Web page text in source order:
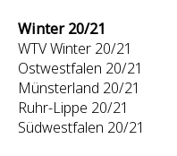
Winter 20/21
WTV Winter 20/21
Ostwestfalen 20/21
Münsterland 20/21
Ruhr-Lippe 20/21
Südwestfalen 20/21